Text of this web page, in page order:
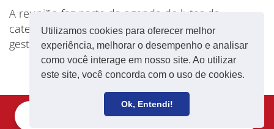
Utilizamos cookies para oferecer melhor
experiência, melhorar o desempenho e analisar
como você interage em nosso site. Ao utilizar
este site, você concorda com o uso de cookies.
Ok, Entendi!
A reunião faz parte da agenda de lutas da
categoria e a participação de todos(as) os(as)
gestores(as) é de grande importância.
Receba notícias